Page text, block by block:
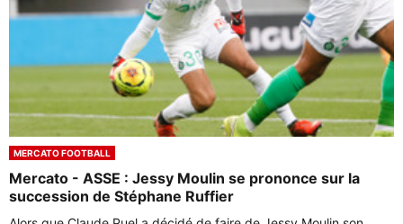
MERCATO FOOTBALL
Mercato - ASSE : Jessy Moulin se prononce sur la
succession de Stéphane Ruffier